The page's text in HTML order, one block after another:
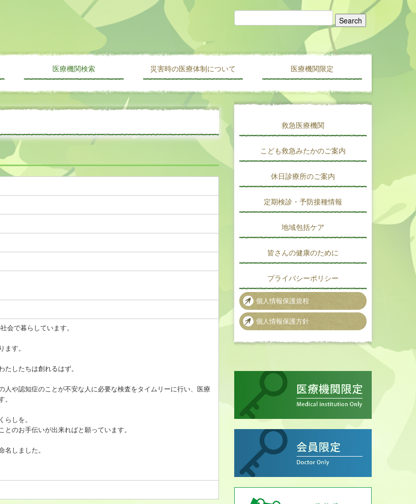
医療機関検索
科目名から探す
施設名から探す
地域名から探す
災害時の医療体制について 医療機関限定
医療機関情報新規登録・変更フォーム
会員限定
医人往来
会で暮らしています。
ます。
したちは創れるはず。
人や認知症のことが不安な人に必要な検査をタイムリーに行い、医療
。
らしを。
のお手伝いが出来ればと願っています。
名しました。
救急医療機関
こども救急みたかのご案内
休日診療所のご案内
定期検診・予防接種情報
地域包括ケア
皆さんの健康のために
プライバシーポリシー
個人情報保護規程
個人情報保護方針